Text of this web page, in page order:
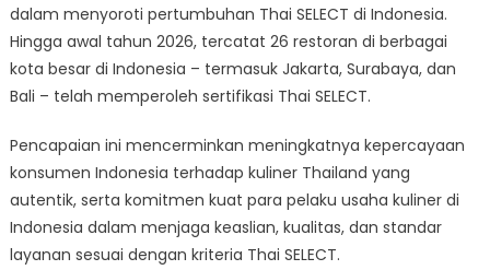
dalam menyoroti pertumbuhan Thai SELECT di Indonesia.
Hingga awal tahun 2026, tercatat 26 restoran di berbagai
kota besar di Indonesia – termasuk Jakarta, Surabaya, dan
Bali – telah memperoleh sertifikasi Thai SELECT.
Pencapaian ini mencerminkan meningkatnya kepercayaan
konsumen Indonesia terhadap kuliner Thailand yang
autentik, serta komitmen kuat para pelaku usaha kuliner di
Indonesia dalam menjaga keaslian, kualitas, dan standar
layanan sesuai dengan kriteria Thai SELECT.